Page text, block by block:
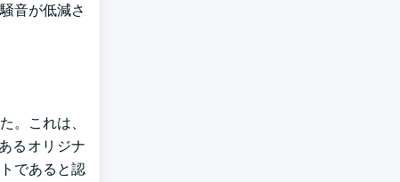
音が低減さ
。これは、
るオリジナ
であると認